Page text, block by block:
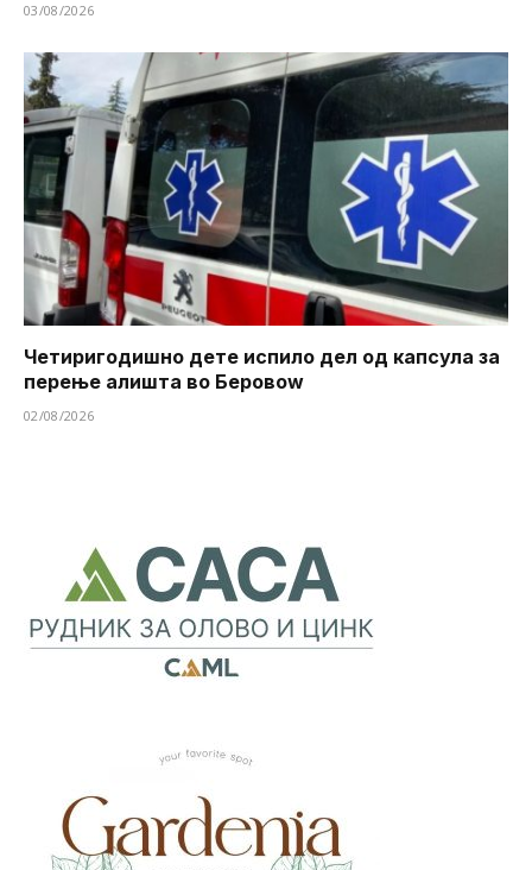
03/08/2026
Четиригодишно дете испило дел од капсула за
перење алишта во Беровоw
02/08/2026